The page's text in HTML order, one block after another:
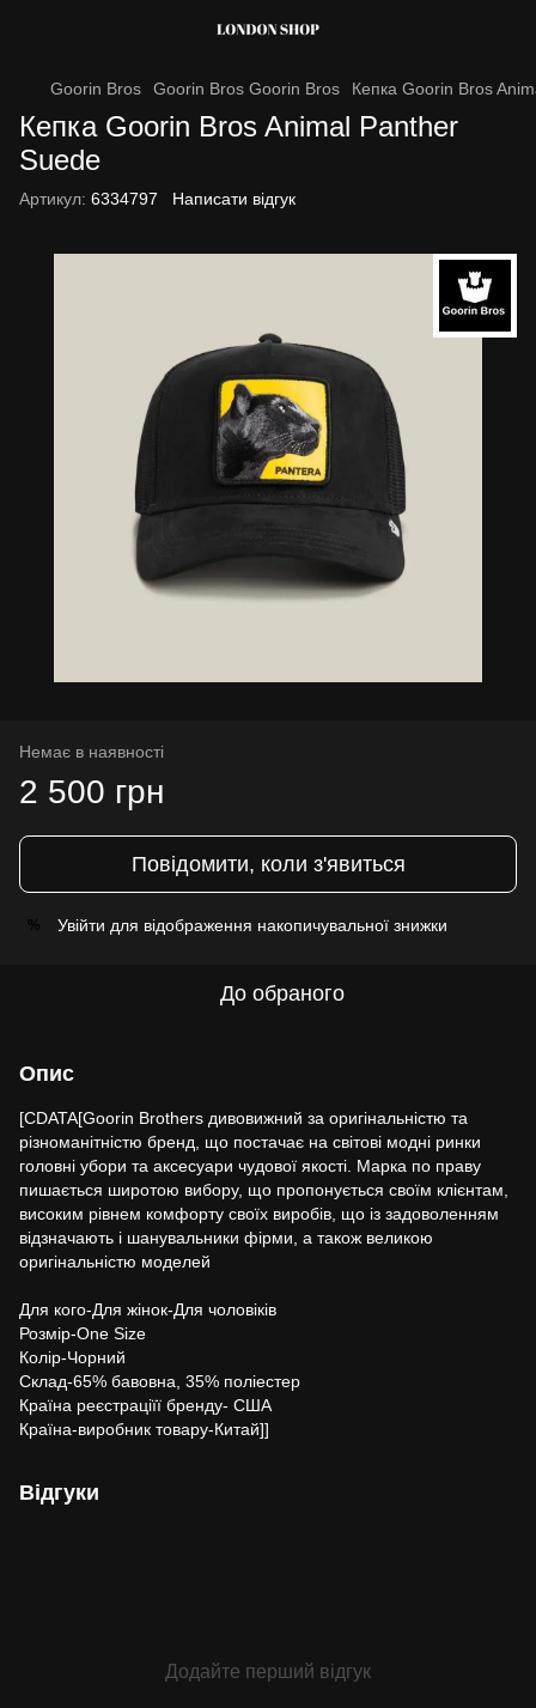
Goorin Bros Goorin Bros Goorin Bros Кепка Goorin Bros
Кепка Goorin Bros Animal Panther
Suede
Артикул: 6334797 Написати відгук
Немає в наявності
2 500 грн
Повідомити, коли з'явиться
% Увійти для відображення накопичувальної знижки
До обраного
Опис
[CDATA[Goorin Brothers дивовижний за оригінальністю та
різноманітністю бренд, що постачає на світові модні ринки
головні убори та аксесуари чудової якості. Марка по праву
пишається широтою вибору, що пропонується своїм клієнтам,
високим рівнем комфорту своїх виробів, що із задоволенням
відзначають і шанувальники фірми, а також великою
оригінальністю моделей
Для кого-Для жінок-Для чоловіків
Розмір-One Size
Колір-Чорний
Склад-65% бавовна, 35% поліестер
Країна реєстраціїї бренду- США
Країна-виробник товару-Китай]]
Відгуки
Додайте перший відгук